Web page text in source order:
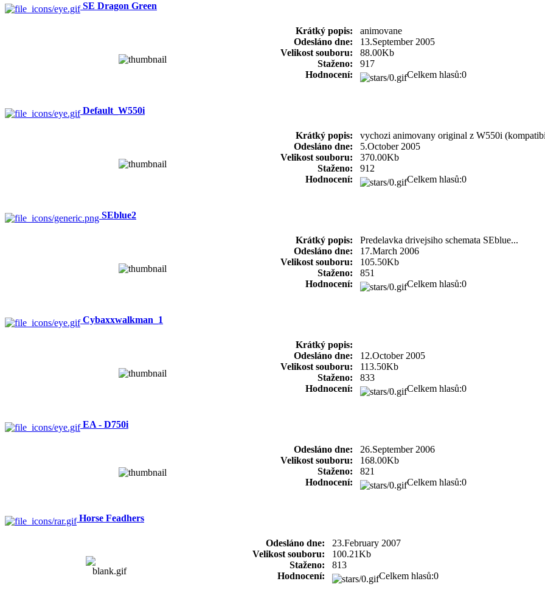
SE Dragon Green
Krátký popis:
animovane
Odesláno dne:
13.September 2005
Velikost souboru:
88.00Kb
Staženo:
917
Hodnocení:
Celkem hlasů:0
Default_W550i
Krátký popis:
vychozi animovany original z W550i
Odesláno dne:
5.October 2005
Velikost souboru:
370.00Kb
Staženo:
912
Hodnocení:
Celkem hlasů:0
SEblue2
Krátký popis:
Predelavka drivejsiho schemata SEblue...
Odesláno dne:
17.March 2006
Velikost souboru:
105.50Kb
Staženo:
851
Hodnocení:
Celkem hlasů:0
Cybaxxwalkman_1
Krátký popis:
Odesláno dne:
12.October 2005
Velikost souboru:
113.50Kb
Staženo:
833
Hodnocení:
Celkem hlasů:0
EA - D750i
Odesláno dne:
26.September 2006
Velikost souboru:
168.00Kb
Staženo:
821
Hodnocení:
Celkem hlasů:0
Horse Feadhers
Odesláno dne:
23.February 2007
Velikost souboru:
100.21Kb
Staženo:
813
Hodnocení:
Celkem hlasů:0